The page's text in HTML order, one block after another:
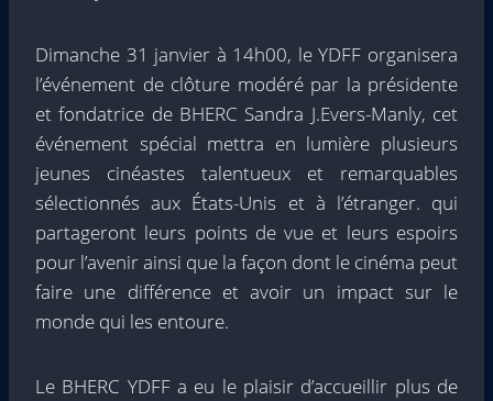
Dimanche 31 janvier à 14h00, le YDFF organisera
l’événement de clôture modéré par la présidente
et fondatrice de BHERC Sandra J.Evers-Manly, cet
événement spécial mettra en lumière plusieurs
jeunes cinéastes talentueux et remarquables
sélectionnés aux États-Unis et à l’étranger. qui
partageront leurs points de vue et leurs espoirs
pour l’avenir ainsi que la façon dont le cinéma peut
faire une différence et avoir un impact sur le
monde qui les entoure.
Le BHERC YDFF a eu le plaisir d’accueillir plus de